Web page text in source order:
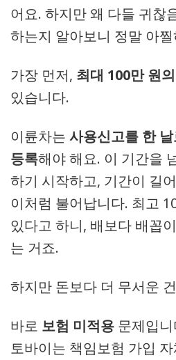
어요. 하지만 왜 다들 귀찮
하는지 알아보니 정말 아
가장 먼저, 최대 100만 원
있습니다.
이륜차는 사용신고를 한
등록해야 해요. 이 기간을
하기 시작하고, 기간이 길
이처럼 불어납니다. 최고
있다고 하니, 배보다 배꼽
는 거죠.
하지만 돈보다 더 무서운
바로 보험 미적용 문제입
토바이는 책임보험 가입